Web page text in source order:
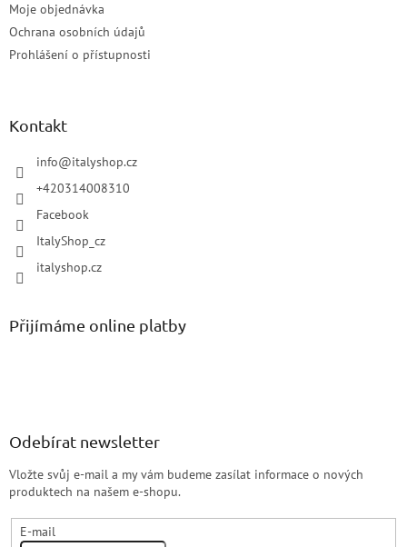
Moje objednávka
Ochrana osobních údajů
Prohlášení o přístupnosti
Kontakt
info@italyshop.cz
+420314008310
Facebook
ItalyShop_cz
italyshop.cz
Přijímáme online platby
Odebírat newsletter
Vložte svůj e-mail a my vám budeme zasílat informace o nových
produktech na našem e-shopu.
E-mail